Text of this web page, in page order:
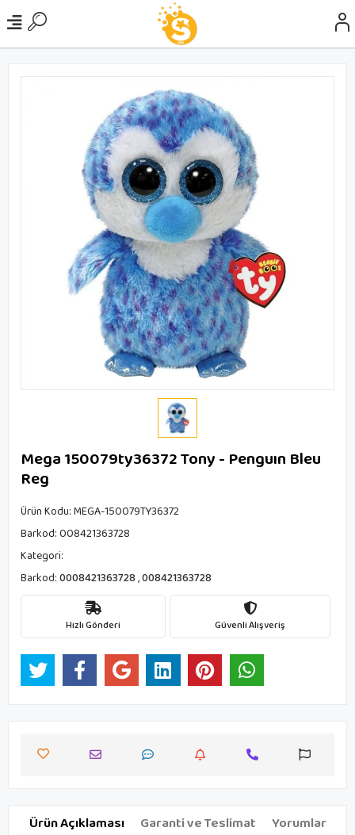
Mega 150079ty36372 Tony - Penguın Bleu
Reg
Ürün Kodu:MEGA-150079TY36372
Barkod:008421363728
Kategori:
Barkod:0008421363728,008421363728
Hızlı Gönderi Güvenli Alışveriş
Ürün Açıklaması Garanti ve Teslimat Yorumlar